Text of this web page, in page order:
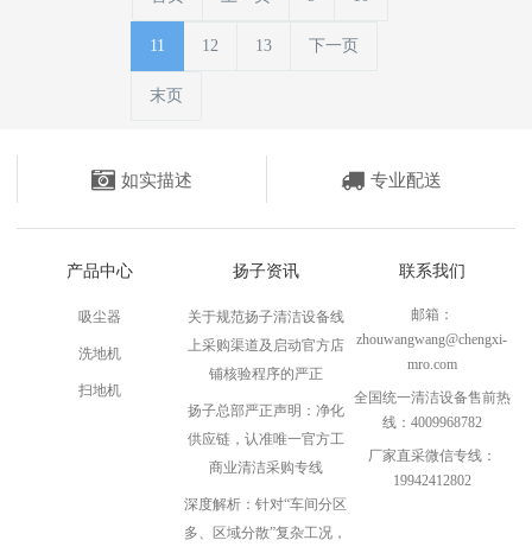
11 12 13 下一页
末页
如实描述 专业配送
产品中心
吸尘器
洗地机
扫地机
扬子资讯
关于规范扬子清洁设备线
上采购渠道及启动官方店
铺核验程序的严正
扬子总部严正声明：净化
供应链，认准唯一官方工
商业清洁采购专线
深度解析：针对“车间分区
多、区域分散”复杂工况，
联系我们
邮箱：
zhouwangwang@chengxi-
mro.com
全国统一清洁设备售前热
线：4009968782
厂家直采微信专线：
19942412802